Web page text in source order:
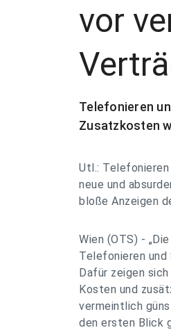
vor
Telefonieren
Zusatzkosten
Utl.:
neue und
bloße Anzeigen
Wien (OTS) -
Telefonieren und
Dafür zeigen
Kosten und
vermeintlich
den ersten Blick